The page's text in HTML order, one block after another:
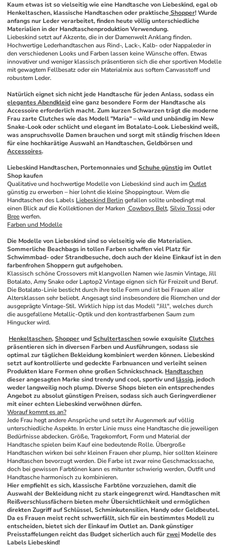
Kaum etwas ist so vielseitig wie eine Handtasche von Liebeskind, egal ob
Henkeltaschen, klassische Handtaschen oder praktische Shopper! Wurde
anfangs nur Leder verarbeitet, finden heute völlig unterschiedliche
Materialien in der Handtaschenproduktion Verwendung.
Liebeskind setzt auf Akzente, die in der Damenwelt Anklang finden.
Hochwertige Lederhandtaschen aus Rind-, Lack-, Kalb- oder Nappaleder in
den verschiedenen Looks und Farben lassen keine Wünsche offen. Etwas
innovativer und weniger klassisch präsentieren sich die eher sportiven Modelle
mit gewagtem Fellbesatz oder ein Materialmix aus softem Canvasstoff und
robustem Leder.
elegantes Abendkleid eine ganz besondere Form der Handtasche als
Accessoire erforderlich macht. Zum kurzen Schwarzen trägt die moderne
Frau zarte Clutches wie das Modell "Maria" – wild und unbändig im New
Snake-Look oder schlicht und elegant im Botalato-Look. Liebeskind weiß,
was anspruchsvolle Damen brauchen und sorgt mit ständig frischen Ideen
Accessoires.
Liebeskind Handtaschen, Portemonnaies und Schuhe günstig im Outlet
Shop kaufen
Qualitative und hochwertige Modelle von Liebeskind sind auch im Outlet
günstig zu erwerben – hier lohnt die kleine Shoppingtour. Wem die
Handtaschen des Labels Liebeskind Berlin gefallen sollte unbedingt mal
einen Blick auf die Kollektionen der Marken Cowboys Belt, Silvio Tossi
oder
Bree werfen.
Farben und Modelle
Die Modelle von Liebeskind sind so vielseitig wie die Materialien.
Sommerliche Beachbags in tollen Farben schaffen viel Platz für
Schwimmbad- oder Strandbesuche, doch auch der kleine Einkauf ist in den
farbenfrohen Shoppern gut aufgehoben.
Klassisch schöne Crossovers mit klangvollen Namen wie Jasmin Vintage, Jill
Botalato, Amy Snake oder Laptop2 Vintage eignen sich für Freizeit und Beruf.
Die Botalato-Linie besticht durch ihre tolle Form und ist bei Frauen aller
Altersklassen sehr beliebt. Angesagt sind insbesondere die Riemchen und der
ausgeprägte Vintage-Stil. Wirklich hipp ist das Modell "Jill", welches durch
die ausgefallene Metallic-Optik und den kontrastfarbenen Saum zum
Hingucker wird.
Henkeltaschen, Shopper und Schultertaschen sowie exquisite Clutches
präsentieren sich in diversen Farben und Ausführungen, sodass sie
optimal zur täglichen Bekleidung kombiniert werden können. Liebeskind
setzt auf kontrollierte und gedeckte Farbnuancen und verleiht seinen
Produkten klare Formen ohne großen Schnickschnack. Handtaschen
dieser angesagten Marke sind trendy und cool, sportiv und lässig, jedoch
weder langweilig noch plump. Diverse Shops bieten ein entsprechendes
Angebot zu absolut günstigen Preisen, sodass sich auch Geringverdiener
mit einer echten Liebeskind verwöhnen dürfen.
Worauf kommt es an?
Jede Frau hegt andere Ansprüche und setzt ihr Augenmerk auf völlig
unterschiedliche Aspekte. In erster Linie muss eine Handtasche die jeweiligen
Bedürfnisse abdecken. Größe, Tragekomfort, Form und Material der
Handtasche spielen beim Kauf eine bedeutende Rolle. Übergroße
Handtaschen wirken bei sehr kleinen Frauen eher plump, hier sollten kleinere
Handtaschen bevorzugt werden. Die Farbe ist zwar reine Geschmackssache,
doch bei gewissen Farbtönen kann es mitunter schwierig werden, Outfit und
Handtasche harmonisch zu kombinieren.
Hier empfiehlt es sich, klassische Farbtöne vorzuziehen, damit die
Auswahl der Bekleidung nicht zu stark eingegrenzt wird. Handtaschen mit
Reißverschlussfächern bieten mehr Übersichtlichkeit und ermöglichen
direkten Zugriff auf Schlüssel, Schminkutensilien, Handy oder Geldbeutel.
Da es Frauen meist recht schwerfällt, sich für ein bestimmtes Modell zu
entscheiden, bietet sich der Einkauf im Outlet an. Dank günstiger
Preisstaffelungen reicht das Budget sicherlich auch für zwei Modelle des
Labels Liebeskind!